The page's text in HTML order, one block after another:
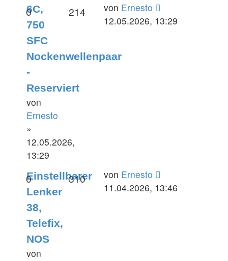
6C,
750
SFC
Nockenwellenpaar
-
Reserviert
von
Ernesto
»
12.05.2026,
13:29
0Antworten214ZugriffeLetzter
Beitrag
von Ernesto
12.05.2026, 13:29
Einstellbarer
Lenker
38,
Telefix,
NOS
von
0Antworten310ZugriffeLetzter
Beitrag
von Ernesto
11.04.2026, 13:46